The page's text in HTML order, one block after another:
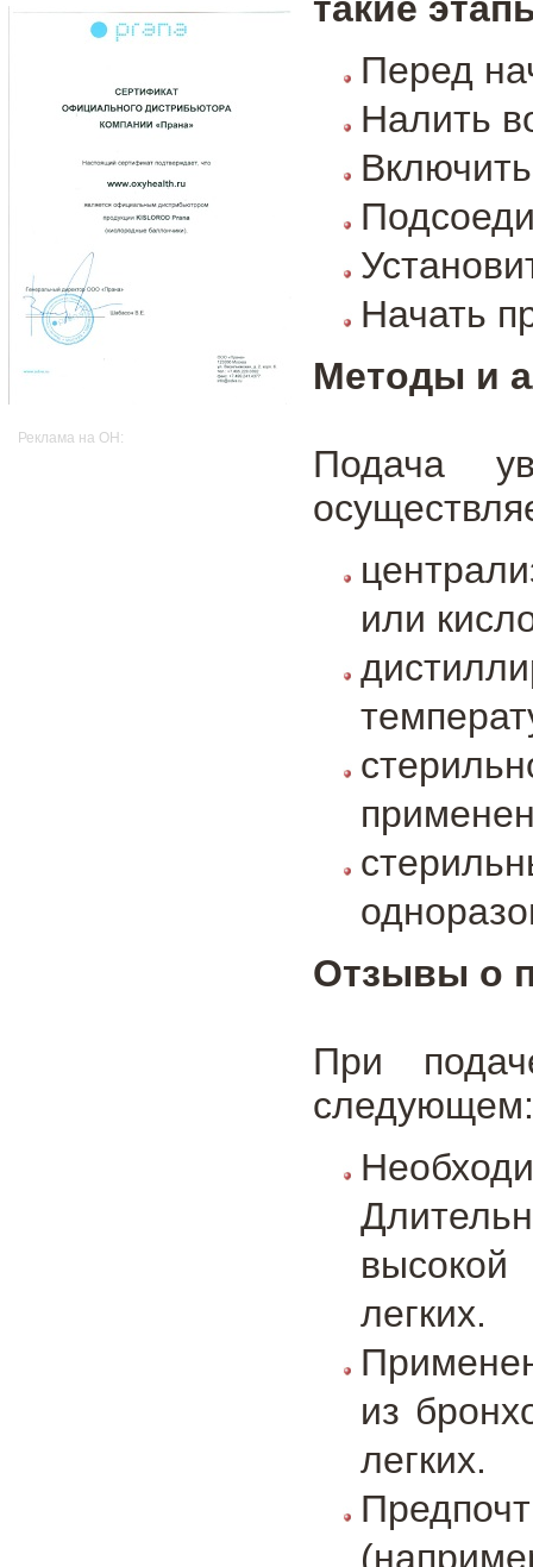
Реклама на OH:
Перед
Налить
Начать
Методы и
Подача
или
Отзывы о
При
следующем:
легких.
из
легких.